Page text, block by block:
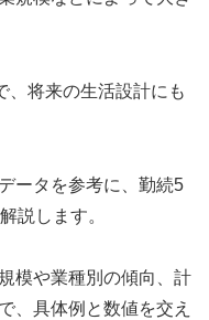
、将来の生活設計にも
ータを参考に、勤続5
説します。
模や業種別の傾向、計
、具体例と数値を交え